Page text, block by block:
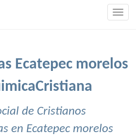
Ecatepec morelos
de Cristianos
en Ecatepec morelos